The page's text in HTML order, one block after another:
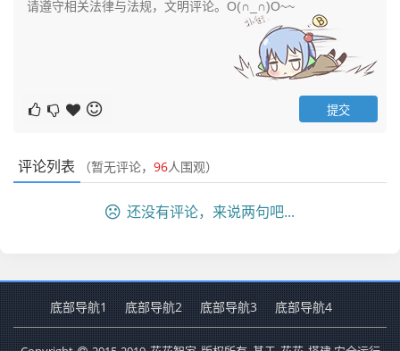
评论列表 （暂无评论， 96人围观）
还没有评论，来说两句吧...
底部导航1 底部导航2 底部导航3 底部导航4